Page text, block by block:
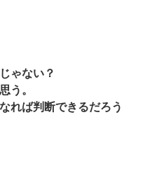
ゃない？
う。
れば判断できるだろう